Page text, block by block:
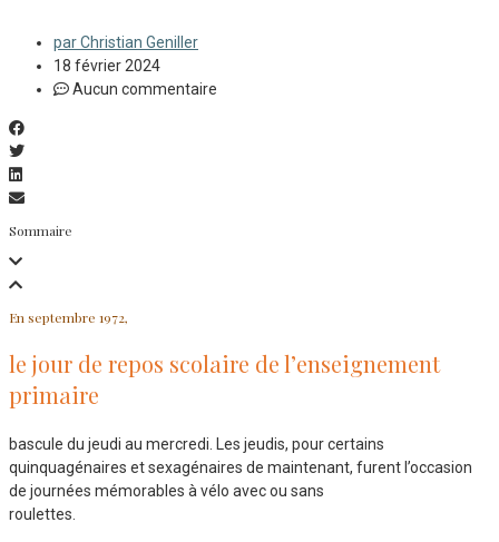
parChristian Geniller
18 février 2024
Aucun commentaire
Sommaire
En septembre 1972,
le jour de repos scolaire de l’enseignement
primaire
bascule du jeudi au mercredi. Les jeudis, pour certains
quinquagénaires et sexagénaires de maintenant, furent l’occasion
de journées mémorables à vélo avec ou sans
roulettes.